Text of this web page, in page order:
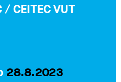
CEITEC VUT
28.8.2023